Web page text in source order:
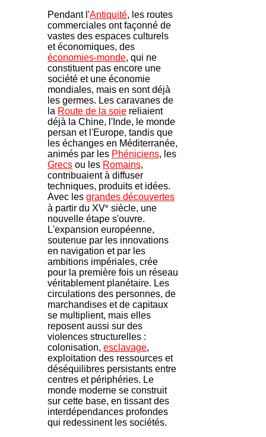
Pendant l'Antiquité, les routes
commerciales ont façonné de
vastes des espaces culturels
et économiques, des
économies-monde, qui ne
constituent pas encore une
société et une économie
mondiales, mais en sont déjà
les germes. Les caravanes de
la Route de la soie reliaient
déjà la Chine, l'Inde, le monde
persan et l'Europe, tandis que
les échanges en Méditerranée,
animés par les Phéniciens, les
Grecs ou les Romains,
contribuaient à diffuser
techniques, produits et idées.
Avec les grandes découvertes
à partir du XVe siècle, une
nouvelle étape s'ouvre.
L'expansion européenne,
soutenue par les innovations
en navigation et par les
ambitions impériales, crée
pour la première fois un réseau
véritablement planétaire. Les
circulations des personnes, de
marchandises et de capitaux
se multiplient, mais elles
reposent aussi sur des
violences structurelles :
colonisation, esclavage,
exploitation des ressources et
déséquilibres persistants entre
centres et périphéries. Le
monde moderne se construit
sur cette base, en tissant des
interdépendances profondes
qui redessinent les sociétés.